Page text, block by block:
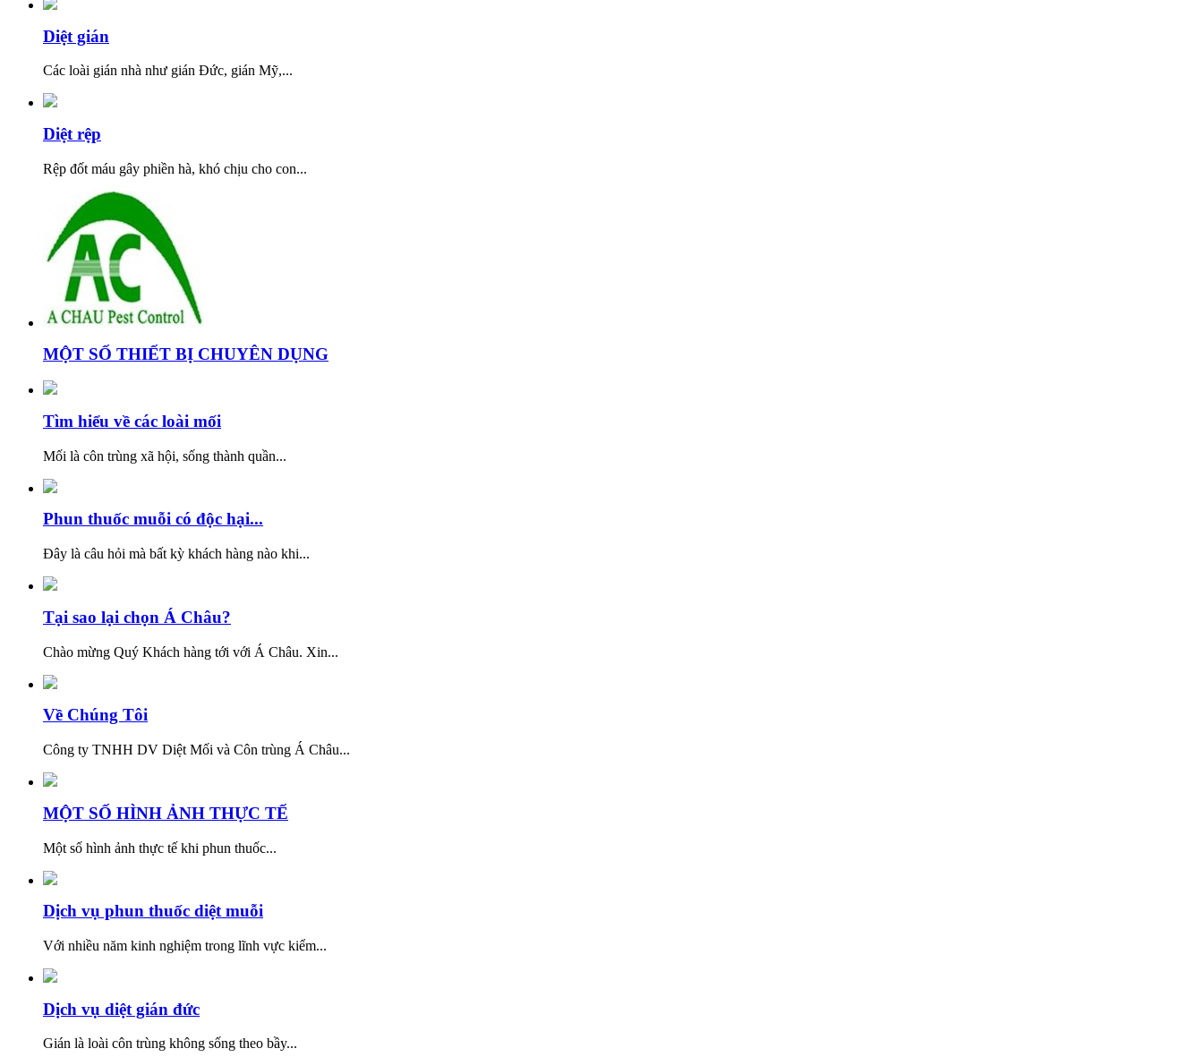
Diệt gián
Các loài gián nhà như gián Đức, gián Mỹ,...
Diệt rệp
Rệp đốt máu gây phiền hà, khó chịu cho con...
MỘT SỐ THIẾT BỊ CHUYÊN DỤNG
Tìm hiểu về các loài mối
Mối là côn trùng xã hội, sống thành quần...
Phun thuốc muỗi có độc hại...
Đây là câu hỏi mà bất kỳ khách hàng nào khi...
Tại sao lại chọn Á Châu?
Chào mừng Quý Khách hàng tới với Á Châu. Xin...
Về Chúng Tôi
Công ty TNHH DV Diệt Mối và Côn trùng Á Châu...
MỘT SỐ HÌNH ẢNH THỰC TẾ
Một số hình ảnh thực tế khi phun thuốc...
Dịch vụ phun thuốc diệt muỗi
Với nhiều năm kinh nghiệm trong lĩnh vực kiểm...
Dịch vụ diệt gián đức
Gián là loài côn trùng không sống theo bầy...